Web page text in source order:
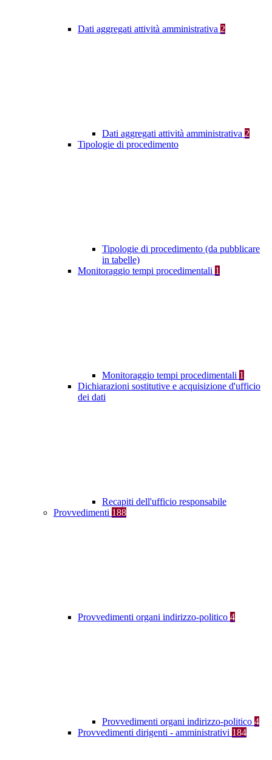
Dati aggregati attività amministrativa 2
Dati aggregati attività amministrativa 2
Tipologie di procedimento
Tipologie di procedimento (da pubblicare
in tabelle)
Monitoraggio tempi procedimentali 1
Monitoraggio tempi procedimentali 1
Dichiarazioni sostitutive e acquisizione d'ufficio
dei dati
Recapiti dell'ufficio responsabile
Provvedimenti 188
Provvedimenti organi indirizzo-politico 4
Provvedimenti organi indirizzo-politico 4
Provvedimenti dirigenti - amministrativi 184